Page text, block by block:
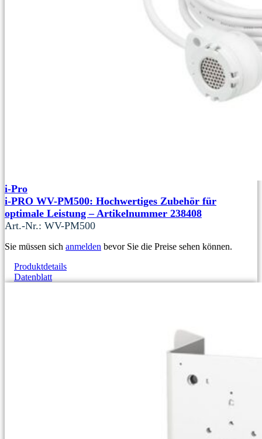
i-Pro
i-PRO WV-PM500: Hochwertiges Zubehör für
optimale Leistung – Artikelnummer 238408
Art.-Nr.: WV-PM500
Sie müssen sich anmelden bevor Sie die Preise sehen können.
Produktdetails
Datenblatt